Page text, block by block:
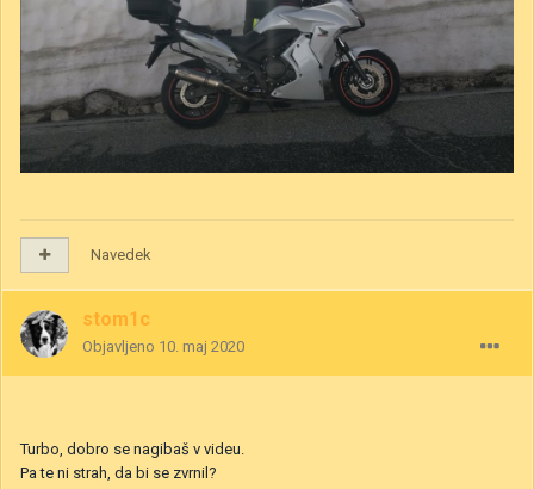
Navedek
stom1c
Objavljeno 10. maj 2020
Turbo, dobro se nagibaš v videu.
Pa te ni strah, da bi se zvrnil?